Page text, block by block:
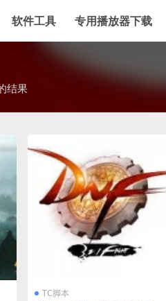
软件工具 专用播放器下载
结果
TC脚本